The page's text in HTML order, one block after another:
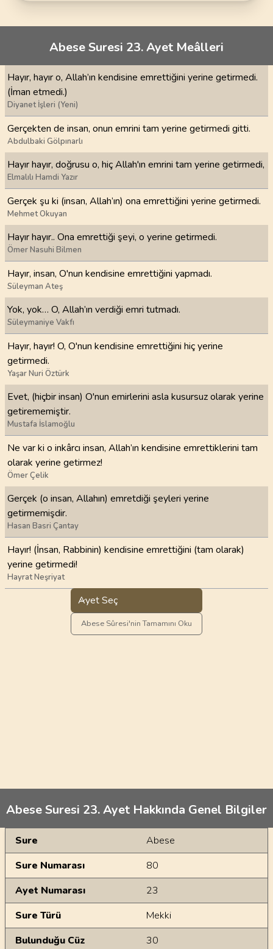
Abese Suresi 23. Ayet Meâlleri
Hayır, hayır o, Allah’ın kendisine emrettiğini yerine getirmedi.
(İman etmedi.)
Diyanet İşleri (Yeni)
Gerçekten de insan, onun emrini tam yerine getirmedi gitti.
Abdulbaki Gölpınarlı
Hayır hayır, doğrusu o, hiç Allah'ın emrini tam yerine getirmedi,
Elmalılı Hamdi Yazır
Gerçek şu ki (insan, Allah’ın) ona emrettiğini yerine getirmedi.
Mehmet Okuyan
Hayır hayır.. Ona emrettiği şeyi, o yerine getirmedi.
Ömer Nasuhi Bilmen
Hayır, insan, O'nun kendisine emrettiğini yapmadı.
Süleyman Ateş
Yok, yok… O, Allah’ın verdiği emri tutmadı.
Süleymaniye Vakfı
Hayır, hayır! O, O'nun kendisine emrettiğini hiç yerine
getirmedi.
Yaşar Nuri Öztürk
Evet, (hiçbir insan) O'nun emirlerini asla kusursuz olarak yerine
getirememiştir.
Mustafa İslamoğlu
Ne var ki o inkârcı insan, Allah’ın kendisine emrettiklerini tam
olarak yerine getirmez!
Ömer Çelik
Gerçek (o insan, Allahın) emretdiği şeyleri yerine
getirmemişdir.
Hasan Basri Çantay
Hayır! (İnsan, Rabbinin) kendisine emrettiğini (tam olarak)
yerine getirmedi!
Hayrat Neşriyat
Ayet Seç
Abese Sûresi'nin Tamamını Oku
Abese Suresi 23. Ayet Hakkında Genel Bilgiler
Genel Bilgiler
Sure
Abese
Sure Numarası
80
Ayet Numarası
23
Sure Türü
Mekki
Bulunduğu Cüz
30